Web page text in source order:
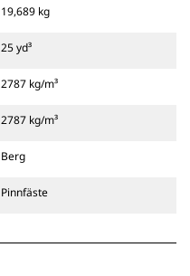
19,689 kg
25 yd³
2787 kg/m³
2787 kg/m³
Berg
Pinnfäste